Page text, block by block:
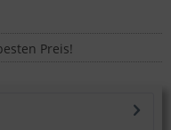
Preis!